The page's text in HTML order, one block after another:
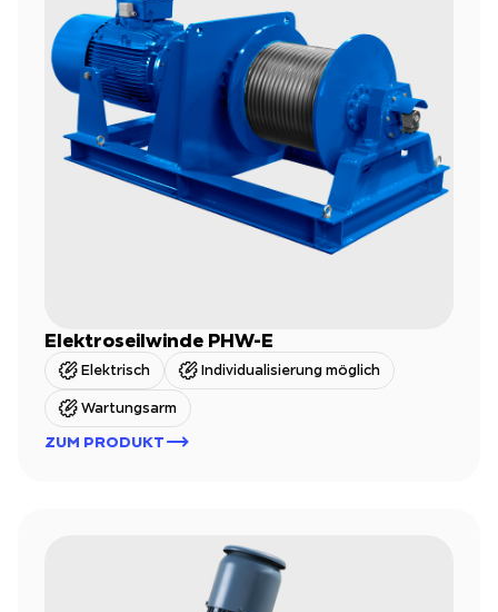
Elektroseilwinde PHW-E
Elektrisch Individualisierung möglich
Wartungsarm
ZUM PRODUKT